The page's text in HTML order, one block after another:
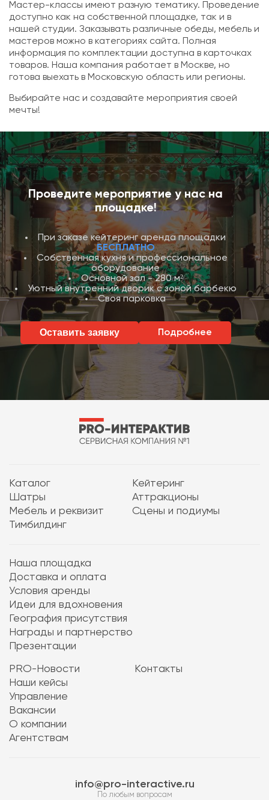
Мастер-классы имеют разную тематику. Проведение
доступно как на собственной площадке, так и в
нашей студии. Заказывать различные обеды, мебель и
мастеров можно в категориях сайта. Полная
информация по комплектации доступна в карточках
товаров. Наша компания работает в Москве, но
готова выехать в Московскую область или регионы.
Выбирайте нас и создавайте мероприятия своей
мечты!
Проведите мероприятие у нас на
площадке!
При заказе кейтеринг аренда площадки
БЕСПЛАТНО
Собственная кухня и профессиональное
оборудование
Основной зал - 280 м²
Уютный внутренний дворик с зоной барбекю
Своя парковка
Оставить заявку Подробнее
Каталог
Кейтеринг
Шатры
Аттракционы
Мебель и реквизит
Сцены и подиумы
Тимбилдинг
Наша площадка
Доставка и оплата
Условия аренды
Идеи для вдохновения
География присутствия
Награды и партнерство
Презентации
PRO-Новости
Наши кейсы
Управление
Вакансии
О компании
Агентствам
Контакты
info@pro-interactive.ru
По любым вопросам